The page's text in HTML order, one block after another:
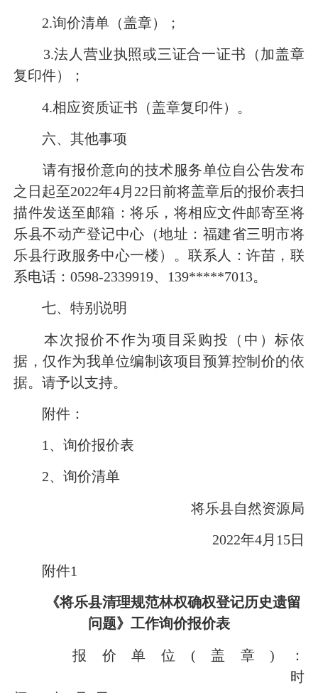
2.询价清单（盖章）；
3.法人营业执照或三证合一证书（加盖章
复印件）；
4.相应资质证书（盖章复印件）。
六、其他事项
请有报价意向的技术服务单位自公告发布
之日起至2022年4月22 日前将盖章后的报价表扫
描件发送至邮箱：将乐，将相应文件邮寄至将
乐县不动产登记中心（地址：福建省三明市将
乐县行政服务中心一楼）。联系人：许苗，联
系电话：0598-2339919、139*****7013。
七、特别说明
本次报价不作为项目采购投（中）标依
据，仅作为我单位编制该项目预算控制价的依
据。请予以支持。
附件：
1、询价报价表
2、询价清单
将乐县自然资源局
2022年4月15日
附件1
《将乐县清理规范林权确权登记历史遗留
问题》 工作询价报价表
报价单位(盖章)：
时